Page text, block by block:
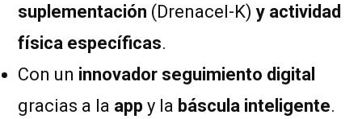
suplementación (Drenacel-K) y actividad
física específicas.
Con un innovador seguimiento digital
gracias a la app y la báscula inteligente.